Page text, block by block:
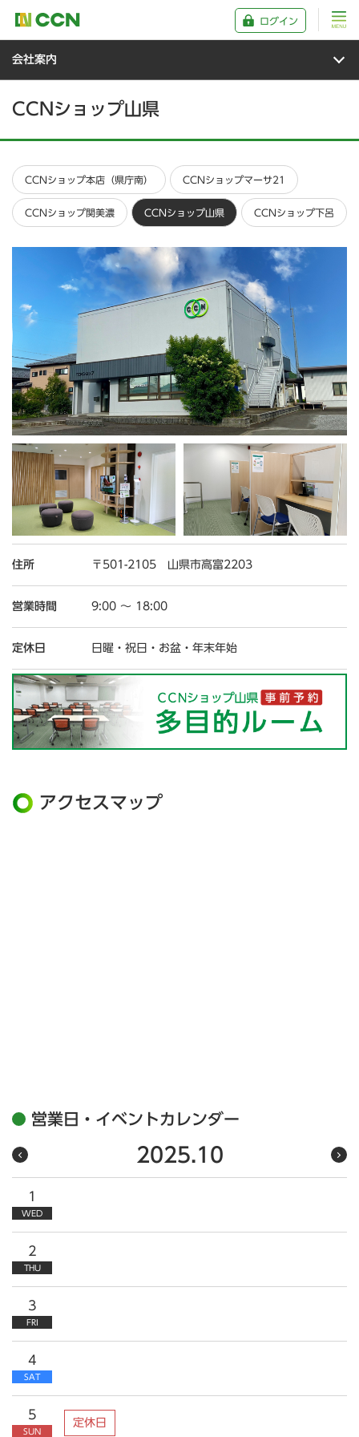
ログイン
会社案内
CCNショップ山県
CCNショップ本店（県庁南） CCNショップマーサ21
CCNショップ関美濃 CCNショップ山県 CCNショップ下呂
住所 〒501-2105 山県市高富2203
営業時間 9:00 ～ 18:00
定休日 日曜・祝日・お盆・年末年始
アクセスマップ
営業日・イベントカレンダー
2025.10
1
WED
2
THU
3
FRI
4
SAT
5
SUN
定休日